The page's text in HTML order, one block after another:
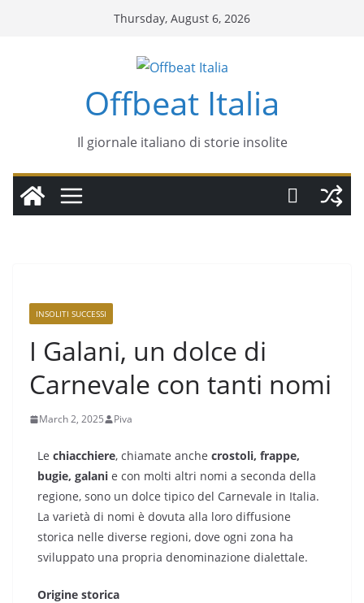
Thursday, August 6, 2026
Offbeat Italia
Il giornale italiano di storie insolite
INSOLITI SUCCESSI
I Galani, un dolce di
Carnevale con tanti nomi
March 2, 2025 Piva
Le chiacchiere, chiamate anche crostoli, frappe,
bugie, galani e con molti altri nomi a seconda della
regione, sono un dolce tipico del Carnevale in Italia.
La varietà di nomi è dovuta alla loro diffusione
storica nelle diverse regioni, dove ogni zona ha
sviluppato una propria denominazione dialettale.
Origine storica